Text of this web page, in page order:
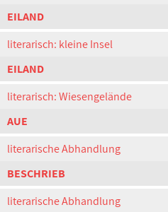
EILAND
literarisch: kleine Insel
EILAND
literarisch: Wiesengelände
AUE
literarische Abhandlung
BESCHRIEB
literarische Abhandlung